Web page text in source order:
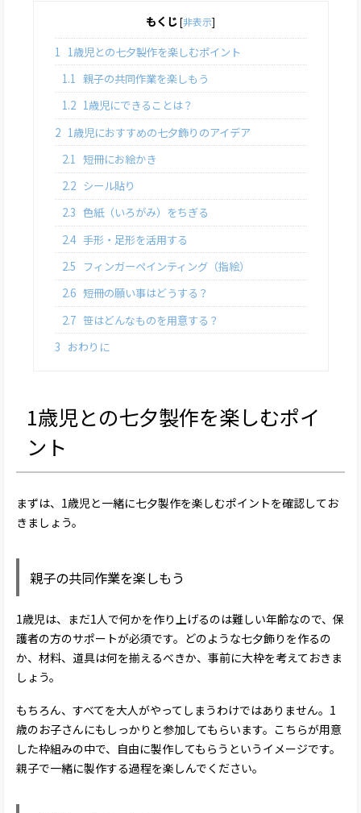
もくじ[非表示]
1
1歳児との七夕製作を楽しむポイント
1.1 親子の共同作業を楽しもう
1.2 1歳児にできることは？
2 1歳児におすすめの七夕飾りのアイデア
2.1 短冊にお絵かき
2.2 シール貼り
2.3 色紙（いろがみ）をちぎる
2.4 手形・足形を活用する
2.5
フィンガーペインティング（指絵）
2.6 短冊の願い事はどうする？
2.7 笹はどんなものを用意する？
3 おわりに
1歳児との七夕製作を楽しむポイ
ント
まずは、1歳児と一緒に七夕製作を楽しむポイントを確認してお
きましょう。
親子の共同作業を楽しもう
1歳児は、まだ1人で何かを作り上げるのは難しい年齢なので、保
護者の方のサポートが必須です。どのような七夕飾りを作るの
か、材料、道具は何を揃えるべきか、事前に大枠を考えておきま
しょう。
もちろん、すべてを大人がやってしまうわけではありません。1
歳のお子さんにもしっかりと参加してもらいます。こちらが用意
した枠組みの中で、自由に製作してもらうというイメージです。
親子で一緒に製作する過程を楽しんでください。